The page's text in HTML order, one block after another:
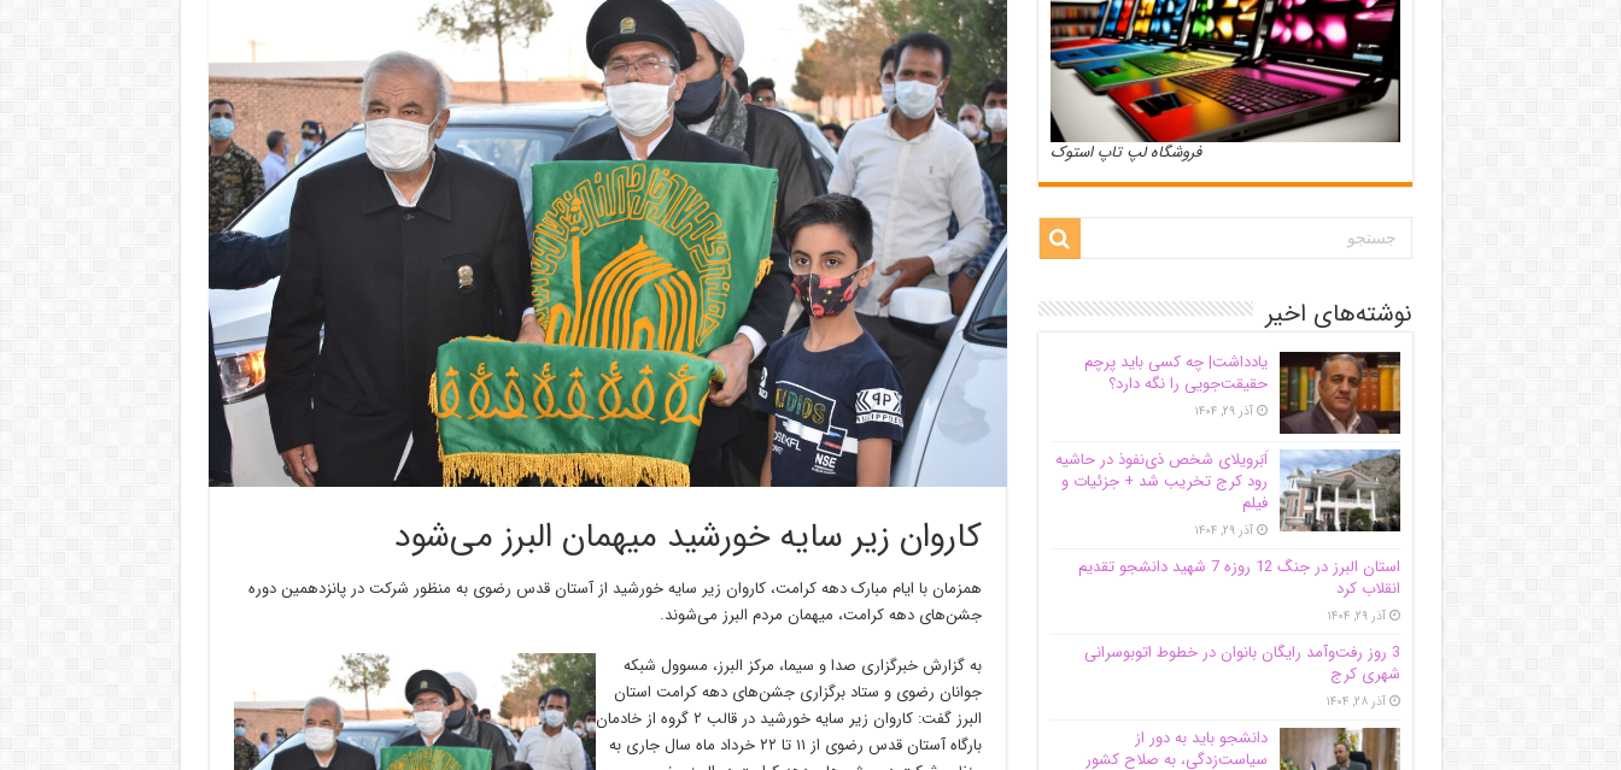
کاروان زیر سایه خورشید میهمان البرز می‌شود
همزمان با ایام مبارک دهه کرامت، کاروان زیر سایه خورشید از آستان قدس رضوی به منظور شرکت در پانزدهمین دوره
جشن‌های دهه کرامت، میهمان مردم البرز می‌شوند.
به گزارش خبرگزاری صدا و سیما، مرکز البرز، مسوول شبکه
جوانان رضوی و ستاد برگزاری جشن‌های دهه کرامت استان
البرز گفت: کاروان زیر سایه خورشید در قالب ۲ گروه از خادمان
بارگاه آستان قدس رضوی از ۱۱ تا ۲۲ خرداد ماه سال جاری به
فروشگاه لپ تاپ استوک
نوشته‌های اخیر
یادداشت| ‌چه کسی باید پرچم
حقیقت‌جویی را نگه دارد؟
آذر ۲۹, ۱۴۰۴
اَبَر‌ویلای شخص ذی‌نفوذ در حاشیه‌
رود کرج تخریب شد + جزئیات و
فیلم
آذر ۲۹, ۱۴۰۴
استان البرز در جنگ 12 روزه 7 شهید دانشجو تقدیم
انقلاب کرد
آذر ۲۹, ۱۴۰۴
3 روز رفت‌وآمد رایگان بانوان در خطوط اتوبوسرانی
شهری کرج
آذر ۲۸, ۱۴۰۴
دانشجو باید به دور از
سیاست‌زدگی، به صلاح کشور